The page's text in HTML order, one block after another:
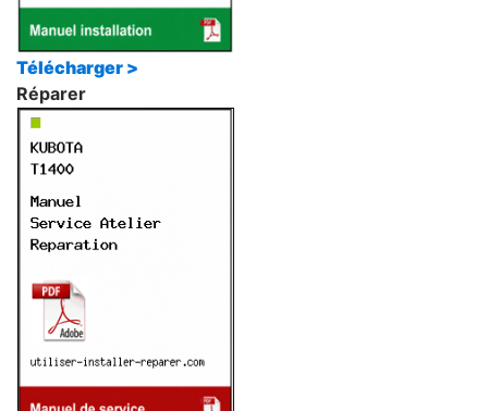
Télécharger >
Réparer